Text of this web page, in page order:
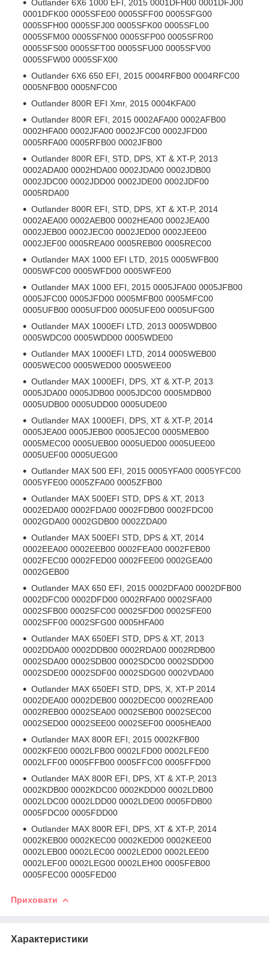
Outlander 6X6 1000 EFI, 2015 0001DFH00 0001DFJ00
0001DFK00 0005SFE00 0005SFF00 0005SFG00
0005SFH00 0005SFJ00 0005SFK00 0005SFL00
0005SFM00 0005SFN00 0005SFP00 0005SFR00
0005SFS00 0005SFT00 0005SFU00 0005SFV00
0005SFW00 0005SFX00
Outlander 6X6 650 EFI, 2015 0004RFB00 0004RFC00
0005NFB00 0005NFC00
Outlander 800R EFI Xmr, 2015 0004KFA00
Outlander 800R EFI, 2015 0002AFA00 0002AFB00
0002HFA00 0002JFA00 0002JFC00 0002JFD00
0005RFA00 0005RFB00 0002JFB00
Outlander 800R EFI, STD, DPS, XT & XT-P, 2013
0002ADA00 0002HDA00 0002JDA00 0002JDB00
0002JDC00 0002JDD00 0002JDE00 0002JDF00
0005RDA00
Outlander 800R EFI, STD, DPS, XT & XT-P, 2014
0002AEA00 0002AEB00 0002HEA00 0002JEA00
0002JEB00 0002JEC00 0002JED00 0002JEE00
0002JEF00 0005REA00 0005REB00 0005REC00
Outlander MAX 1000 EFI LTD, 2015 0005WFB00
0005WFC00 0005WFD00 0005WFE00
Outlander MAX 1000 EFI, 2015 0005JFA00 0005JFB00
0005JFC00 0005JFD00 0005MFB00 0005MFC00
0005UFB00 0005UFD00 0005UFE00 0005UFG00
Outlander MAX 1000EFI LTD, 2013 0005WDB00
0005WDC00 0005WDD00 0005WDE00
Outlander MAX 1000EFI LTD, 2014 0005WEB00
0005WEC00 0005WED00 0005WEE00
Outlander MAX 1000EFI, DPS, XT & XT-P, 2013
0005JDA00 0005JDB00 0005JDC00 0005MDB00
0005UDB00 0005UDD00 0005UDE00
Outlander MAX 1000EFI, DPS, XT & XT-P, 2014
0005JEA00 0005JEB00 0005JEC00 0005MEB00
0005MEC00 0005UEB00 0005UED00 0005UEE00
0005UEF00 0005UEG00
Outlander MAX 500 EFI, 2015 0005YFA00 0005YFC00
0005YFE00 0005ZFA00 0005ZFB00
Outlander MAX 500EFI STD, DPS & XT, 2013
0002EDA00 0002FDA00 0002FDB00 0002FDC00
0002GDA00 0002GDB00 0002ZDA00
Outlander MAX 500EFI STD, DPS & XT, 2014
0002EEA00 0002EEB00 0002FEA00 0002FEB00
0002FEC00 0002FED00 0002FEE00 0002GEA00
0002GEB00
Outlander MAX 650 EFI, 2015 0002DFA00 0002DFB00
0002DFC00 0002DFD00 0002RFA00 0002SFA00
0002SFB00 0002SFC00 0002SFD00 0002SFE00
0002SFF00 0002SFG00 0005HFA00
Outlander MAX 650EFI STD, DPS & XT, 2013
0002DDA00 0002DDB00 0002RDA00 0002RDB00
0002SDA00 0002SDB00 0002SDC00 0002SDD00
0002SDE00 0002SDF00 0002SDG00 0002VDA00
Outlander MAX 650EFI STD, DPS, X, XT-P 2014
0002DEA00 0002DEB00 0002DEC00 0002REA00
0002REB00 0002SEA00 0002SEB00 0002SEC00
0002SED00 0002SEE00 0002SEF00 0005HEA00
Outlander MAX 800R EFI, 2015 0002KFB00
0002KFE00 0002LFB00 0002LFD00 0002LFE00
0002LFF00 0005FFB00 0005FFC00 0005FFD00
Outlander MAX 800R EFI, DPS, XT & XT-P, 2013
0002KDB00 0002KDC00 0002KDD00 0002LDB00
0002LDC00 0002LDD00 0002LDE00 0005FDB00
0005FDC00 0005FDD00
Outlander MAX 800R EFI, DPS, XT & XT-P, 2014
0002KEB00 0002KEC00 0002KED00 0002KEE00
0002LEB00 0002LEC00 0002LED00 0002LEE00
0002LEF00 0002LEG00 0002LEH00 0005FEB00
0005FEC00 0005FED00
Приховати
Характеристики